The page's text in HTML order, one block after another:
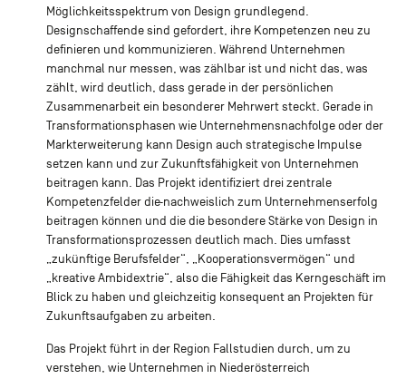
Möglichkeitsspektrum von Design grundlegend.
Designschaffende sind gefordert, ihre Kompetenzen neu zu
definieren und kommunizieren. Während Unternehmen
manchmal nur messen, was zählbar ist und nicht das, was
zählt, wird deutlich, dass gerade in der persönlichen
Zusammenarbeit ein besonderer Mehrwert steckt. Gerade in
Transformationsphasen wie Unternehmensnachfolge oder der
Markterweiterung kann Design auch strategische Impulse
setzen kann und zur Zukunftsfähigkeit von Unternehmen
beitragen kann. Das Projekt identifiziert drei zentrale
Kompetenzfelder die nachweislich zum Unternehmenserfolg
beitragen können und die die besondere Stärke von Design in
Transformationsprozessen deutlich mach. Dies umfasst
„zukünftige Berufsfelder“, „Kooperationsvermögen“ und
„kreative Ambidextrie“, also die Fähigkeit das Kerngeschäft im
Blick zu haben und gleichzeitig konsequent an Projekten für
Zukunftsaufgaben zu arbeiten.
Das Projekt führt in der Region Fallstudien durch, um zu
verstehen, wie Unternehmen in Niederösterreich